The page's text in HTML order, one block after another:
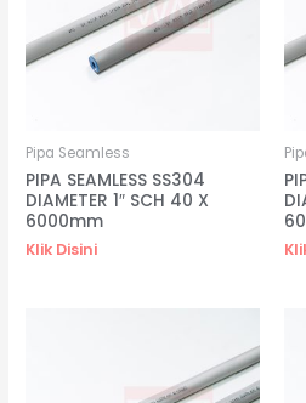
Pipa Seamless
PIPA SEAMLESS SS304
DIAMETER 1″ SCH 40 X
6000mm
Klik Disini